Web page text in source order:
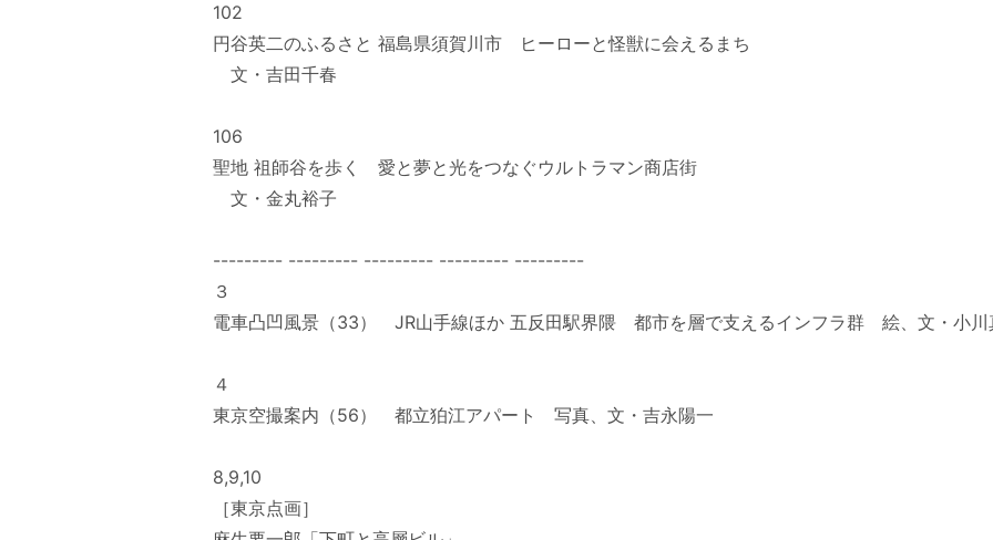
102
円谷英二のふるさと 福島県須賀川市 ヒーローと怪獣に会えるまち
文・吉田千春
106
聖地 祖師谷を歩く 愛と夢と光をつなぐウルトラマン商店街
文・金丸裕子
--------- --------- --------- --------- ---------
３
電車凸凹風景（33） JR山手線ほか 五反田駅界隈 都市を層で支えるインフラ群 絵、文・小川
４
東京空撮案内（56） 都立狛江アパート 写真、文・吉永陽一
8,9,10
［東京点画］